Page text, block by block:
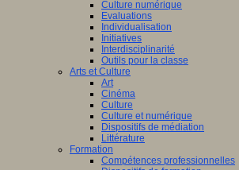
Culture numérique
Evaluations
Individualisation
Initiatives
Interdisciplinarité
Outils pour la classe
Arts et Culture
Art
Cinéma
Culture
Culture et numérique
Dispositifs de médiation
Littérature
Formation
Compétences professionnelles